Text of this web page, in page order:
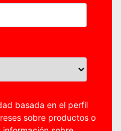
basada en el perfil
sobre productos o